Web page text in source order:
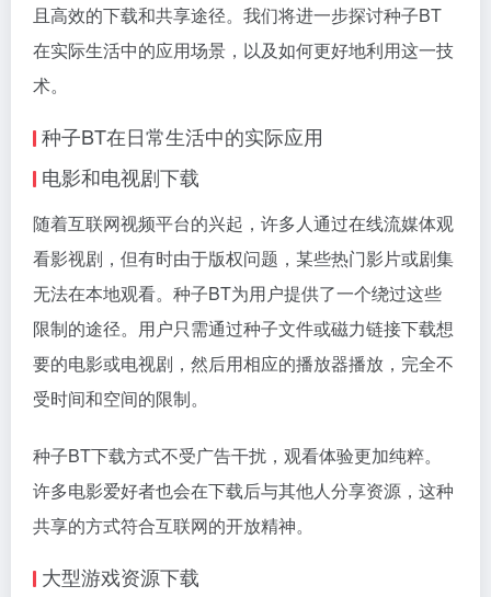
且高效的下载和共享途径。我们将进一步探讨种子BT
在实际生活中的应用场景，以及如何更好地利用这一技
术。
种子BT在日常生活中的实际应用
电影和电视剧下载
随着互联网视频平台的兴起，许多人通过在线流媒体观
看影视剧，但有时由于版权问题，某些热门影片或剧集
无法在本地观看。种子BT为用户提供了一个绕过这些
限制的途径。用户只需通过种子文件或磁力链接下载想
要的电影或电视剧，然后用相应的播放器播放，完全不
受时间和空间的限制。
种子BT下载方式不受广告干扰，观看体验更加纯粹。
许多电影爱好者也会在下载后与其他人分享资源，这种
共享的方式符合互联网的开放精神。
大型游戏资源下载